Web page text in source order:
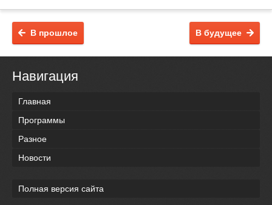
В будущее
В прошлое
Навигация
Главная
Программы
Разное
Новости
Полная версия сайта